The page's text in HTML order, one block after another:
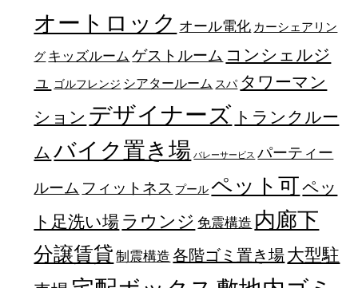
オートロック オール電化 カーシェアリン
グ キッズルーム ゲストルーム コンシェルジ
ュ
ゴルフレンジ シアタールーム スパ タワーマン
ション デザイナーズ トランクルー
ム バイク置き場 バレーサービス パーティー
ルーム フィットネス プール ペット可ペッ
ト足洗い場 ラウンジ 免震構造 内廊下
分譲賃貸 制震構造 各階ゴミ置き場大型駐